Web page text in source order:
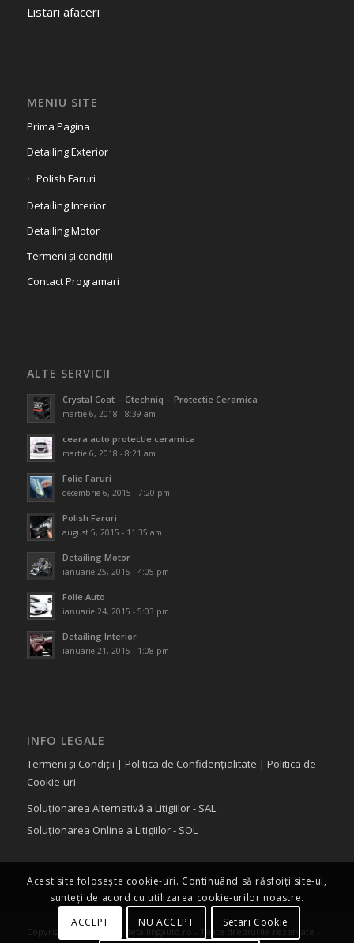
Listari afaceri
MENIU SITE
Prima Pagina
Detailing Exterior
Polish Faruri
Detailing Interior
Detailing Motor
Termeni și condiții
Contact Programari
ALTE SERVICII
Crystal Coat – Gtechniq – Protectie Ceramica
martie 6, 2018 - 8:39 am
ceara auto protectie ceramica
martie 6, 2018 - 8:21 am
Folie Faruri
decembrie 6, 2015 - 7:20 pm
Polish Faruri
august 5, 2015 - 11:35 am
Detailing Motor
ianuarie 25, 2015 - 4:05 pm
Folie Auto
ianuarie 24, 2015 - 5:03 pm
Detailing Interior
ianuarie 21, 2015 - 1:08 pm
INFO LEGALE
Termeni și Condiții | Politica de Confidențialitate | Politica de
Cookie-uri
Soluționarea Alternativă a Litigiilor - SAL
Soluționarea Online a Litigiilor - SOL
Copyright © 2015 www.detailingauto.ro - Toate drepturile rezervate -
Acest site folosește cookie-uri. Continuând să răsfoiți site-ul,
sunteți de acord cu utilizarea cookie-urilor noastre.
ACCEPT
NU ACCEPT Setari Cookie